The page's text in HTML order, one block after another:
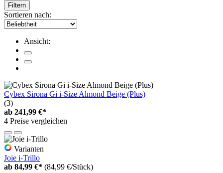
Filtern
Sortieren nach:
Ansicht:
Cybex Sirona Gi i-Size Almond Beige (Plus)
(3)
ab 241,99 €*
4 Preise vergleichen
Varianten
Joie i-Trillo
ab 84,99 €* (84,99 €/Stück)